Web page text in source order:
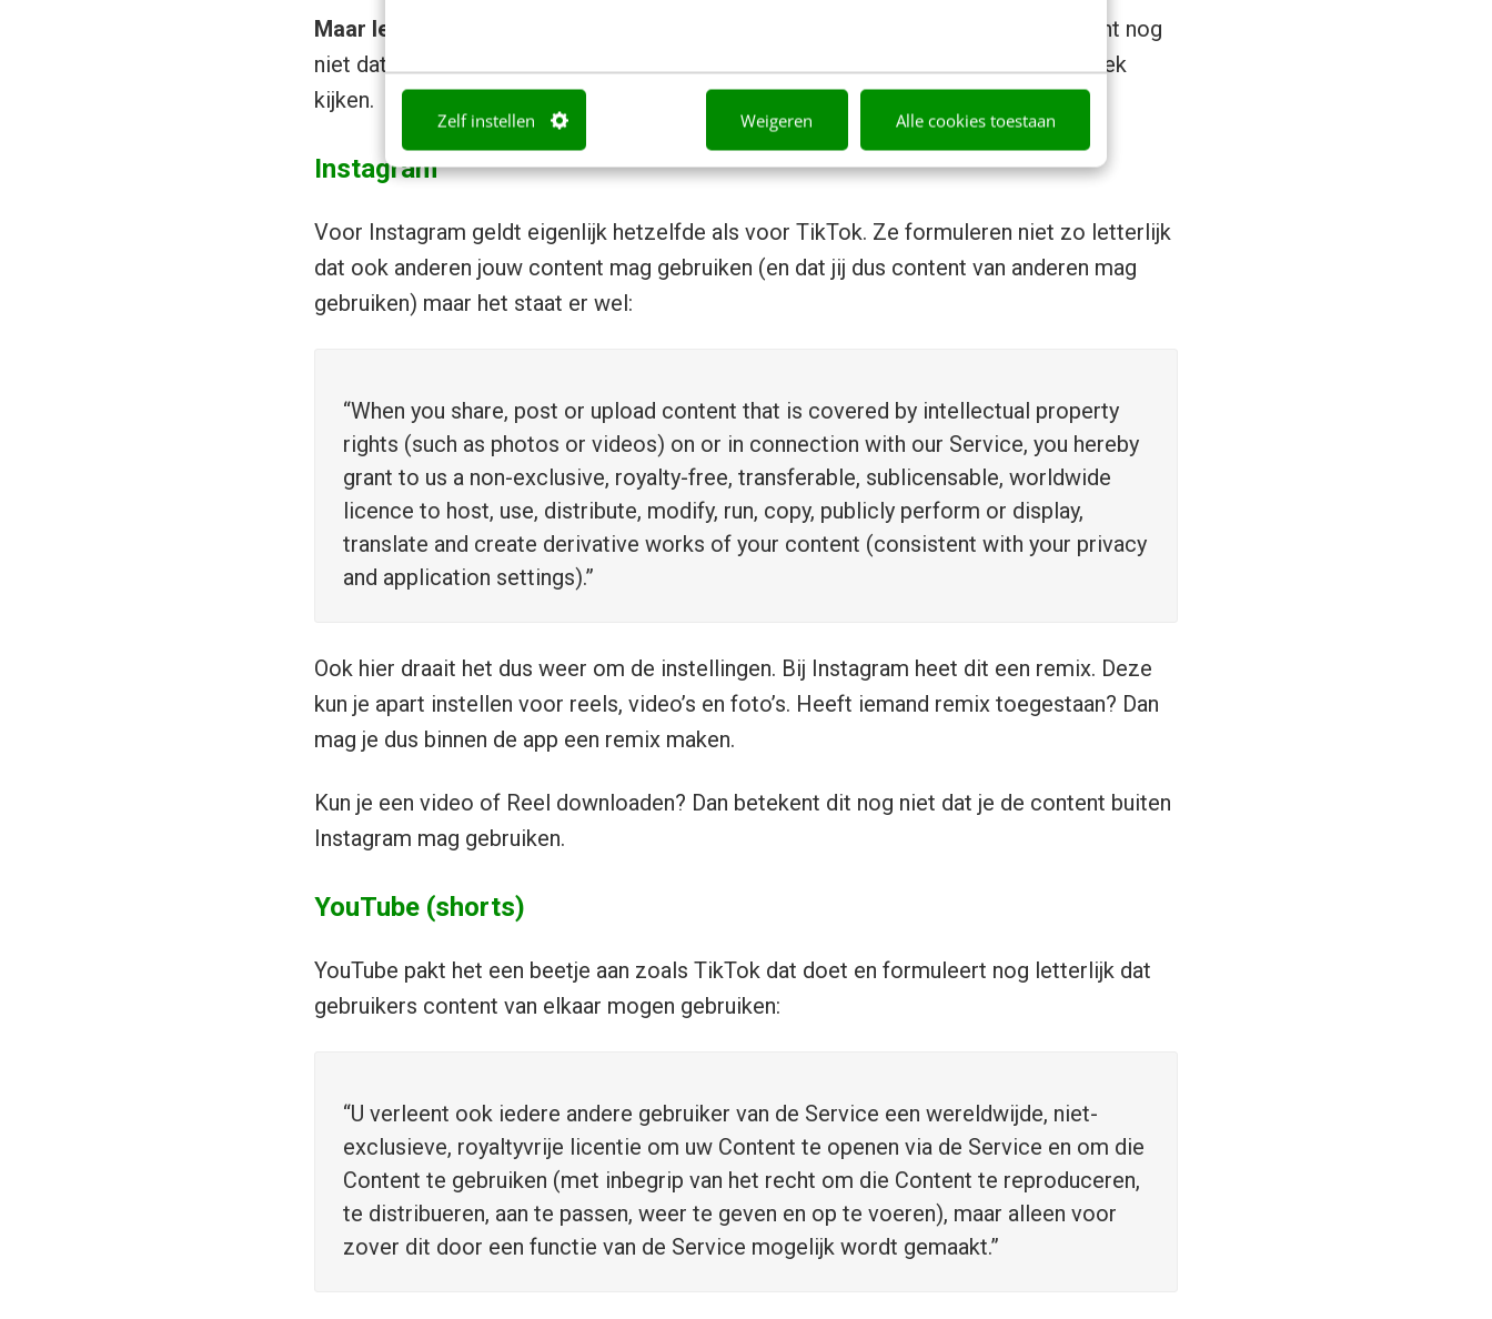
Zelf instellen Weigeren Alle cookies toestaan
Maar let op
: dat er is toegestaan dat de content kan worden gedownload, betekent nog
niet dat je het mag gebruiken zoals je zelf wil. Dan komt opeens de wet om de hoek
kijken.
Instagram
Voor Instagram geldt eigenlijk hetzelfde als voor TikTok. Ze formuleren niet zo letterlijk
dat ook anderen jouw content mag gebruiken (en dat jij dus content van anderen mag
gebruiken) maar het staat er wel:
“When you share, post or upload content that is covered by intellectual property
rights (such as photos or videos) on or in connection with our Service, you hereby
grant to us a non-exclusive, royalty-free, transferable, sublicensable, worldwide
licence to host, use, distribute, modify, run, copy, publicly perform or display,
translate and create derivative works of your content (consistent with your privacy
and application settings).”
Ook hier draait het dus weer om de instellingen. Bij Instagram heet dit een remix. Deze
kun je apart instellen voor reels, video’s en foto’s. Heeft iemand remix toegestaan? Dan
mag je dus binnen de app een remix maken.
Kun je een video of Reel downloaden? Dan betekent dit nog niet dat je de content buiten
Instagram mag gebruiken.
YouTube (shorts)
YouTube pakt het een beetje aan zoals TikTok dat doet en formuleert nog letterlijk dat
gebruikers content van elkaar mogen gebruiken:
“U verleent ook iedere andere gebruiker van de Service een wereldwijde, niet-
exclusieve, royaltyvrije licentie om uw Content te openen via de Service en om die
Content te gebruiken (met inbegrip van het recht om die Content te reproduceren,
te distribueren, aan te passen, weer te geven en op te voeren), maar alleen voor
zover dit door een functie van de Service mogelijk wordt gemaakt.”